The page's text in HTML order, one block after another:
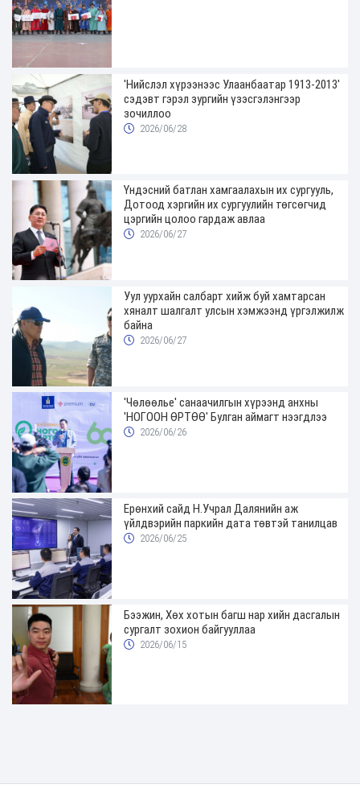
'Нийслэл хүрээнээс Улаанбаатар 1913-2013'
сэдэвт гэрэл зургийн үзэсгэлэнгээр
зочиллоо
2026/06/28
Үндэсний батлан хамгаалахын их сургууль,
Дотоод хэргийн их сургуулийн төгсөгчид
цэргийн цолоо гардаж авлаа
2026/06/27
Уул уурхайн салбарт хийж буй хамтарсан
хяналт шалгалт улсын хэмжээнд үргэлжилж
байна
2026/06/27
'Чөлөөлье' санаачилгын хүрээнд анхны
'НОГООН ӨРТӨӨ' Булган аймагт нээгдлээ
2026/06/26
Ерөнхий сайд Н.Учрал Далянийн аж
үйлдвэрийн паркийн дата төвтэй танилцав
2026/06/25
Бээжин, Хөх хотын багш нар хийн дасгалын
сургалт зохион байгууллаа
2026/06/15